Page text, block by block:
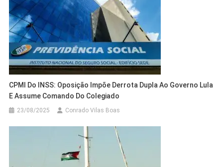
CPMI Do INSS: Oposição Impõe Derrota Dupla Ao Governo Lula
E Assume Comando Do Colegiado
23/08/2025 Conrado Vilas Boas